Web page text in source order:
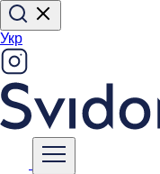
Укр